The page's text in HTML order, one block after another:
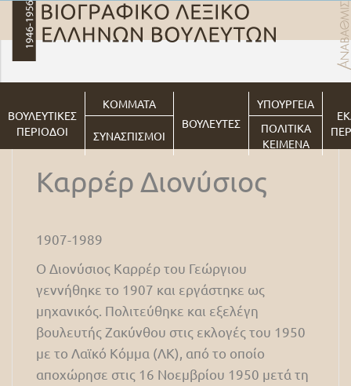
ΒΟΥΛΕΥΤΙΚΕΣ
ΠΕΡΙΟΔΟΙ
ΚΟΜΜΑΤΑ
ΒΟΥΛΕΥΤΕΣ
ΥΠΟΥΡΓΕΙΑ
ΣΥΝΑΣΠΙΣΜΟΙ
ΠΟΛΙΤΙΚΑ
ΚΕΙΜΕΝΑ
Καρρέρ Διονύσιος
1907-1989
Ο Διονύσιος Καρρέρ του Γεώργιου
γεννήθηκε το 1907 και εργάστηκε ως
μηχανικός. Πολιτεύθηκε και εξελέγη
βουλευτής Ζακύνθου στις εκλογές του 1950
με το Λαϊκό Κόμμα (ΛΚ), από το οποίο
αποχώρησε στις 16 Νοεμβρίου 1950 μετά τη